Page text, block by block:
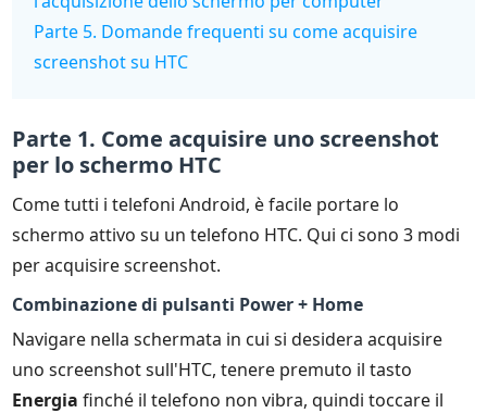
Parte 5. Domande frequenti su come acquisire
screenshot su HTC
Parte 1. Come acquisire uno screenshot
per lo schermo HTC
Come tutti i telefoni Android, è facile portare lo
schermo attivo su un telefono HTC. Qui ci sono 3 modi
per acquisire screenshot.
Combinazione di pulsanti Power + Home
Navigare nella schermata in cui si desidera acquisire
uno screenshot sull'HTC, tenere premuto il tasto
Energia finché il telefono non vibra, quindi toccare il